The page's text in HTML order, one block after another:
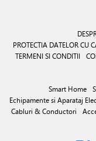
PROTECTIA DATELOR CU
TERMENI SI CONDITII
Smart Home
Echipamente si Aparataj
Cabluri & Conductori